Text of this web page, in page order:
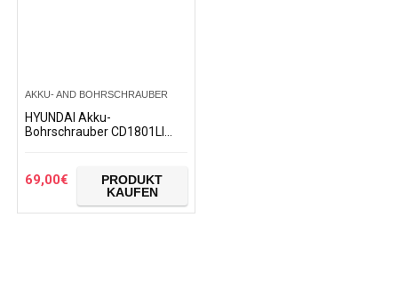
AKKU- AND BOHRSCHRAUBER
HYUNDAI Akku-
Bohrschrauber CD1801LI
Koffer mit 1 Akku 2.0Ah
und…
69,00€
PRODUKT
KAUFEN